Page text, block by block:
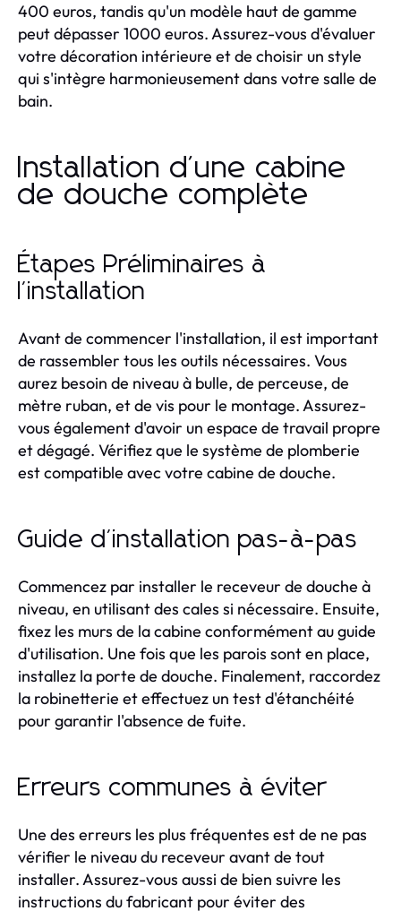
400 euros, tandis qu'un modèle haut de gamme
peut dépasser 1000 euros. Assurez-vous d'évaluer
votre décoration intérieure et de choisir un style
qui s'intègre harmonieusement dans votre salle de
bain.
Installation d'une cabine
de douche complète
Étapes Préliminaires à
l'installation
Avant de commencer l'installation, il est important
de rassembler tous les outils nécessaires. Vous
aurez besoin de niveau à bulle, de perceuse, de
mètre ruban, et de vis pour le montage. Assurez-
vous également d'avoir un espace de travail propre
et dégagé. Vérifiez que le système de plomberie
est compatible avec votre cabine de douche.
Guide d'installation pas-à-pas
Commencez par installer le receveur de douche à
niveau, en utilisant des cales si nécessaire. Ensuite,
fixez les murs de la cabine conformément au guide
d'utilisation. Une fois que les parois sont en place,
installez la porte de douche. Finalement, raccordez
la robinetterie et effectuez un test d'étanchéité
pour garantir l'absence de fuite.
Erreurs communes à éviter
Une des erreurs les plus fréquentes est de ne pas
vérifier le niveau du receveur avant de tout
installer. Assurez-vous aussi de bien suivre les
instructions du fabricant pour éviter des